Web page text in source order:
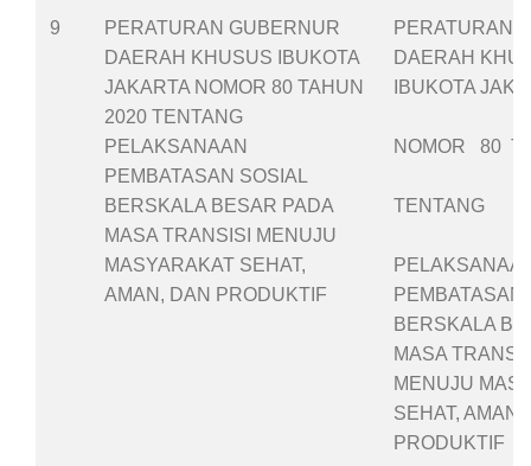
9
PERATURAN GUBERNUR
DAERAH KHUSUS IBUKOTA
JAKARTA NOMOR 80 TAHUN
2020 TENTANG
PELAKSANAAN
PEMBATASAN SOSIAL
BERSKALA BESAR PADA
MASA TRANSISI MENUJU
MASYARAKAT SEHAT,
AMAN, DAN PRODUKTIF
PERATURAN
DAERAH
IBUKOTA
NOMOR 80
TENTANG
PEMBATASAN
BERSKALA
MASA
MENUJU
SEHAT, AMAN,
PRODUKTIF